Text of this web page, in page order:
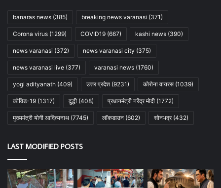
banaras news (385) breaking news varanasi (371)
Corona virus (1299) COVID19 (667) kashi news (390)
news varanasi (372) news varanasi city (375)
news varanasi live (377) varanasi news (1760)
yogi adityanath (409) उत्तर प्रदेश (9231) कोरोना वायरस (1039)
कोविड-19 (1317) दुद्धी (408) प्रधानमंत्री नरेंद्र मोदी (1772)
मुख्यमंत्री योगी आदित्यनाथ (7745) लॉकडाउन (602) सोनभद्र(432)
LAST MODIFIED POSTS